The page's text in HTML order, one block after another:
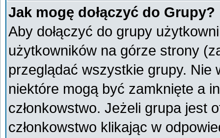
Jak mogę dołączyć do Grupy?
Aby dołączyć do grupy
użytkowników na górze strony
przeglądać wszystkie grupy.
niektóre mogą być zamknięte a
członkowstwo. Jeżeli grupa jest
członkowstwo klikając w